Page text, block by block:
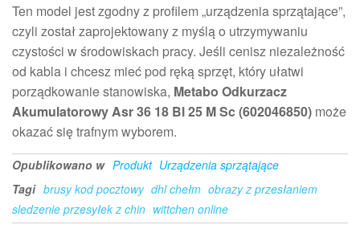
Ten model jest zgodny z profilem „urządzenia sprzątające”,
czyli został zaprojektowany z myślą o utrzymywaniu
czystości w środowiskach pracy. Jeśli cenisz niezależność
od kabla i chcesz mieć pod ręką sprzęt, który ułatwi
porządkowanie stanowiska, Metabo Odkurzacz
Akumulatorowy Asr 36 18 Bl 25 M Sc (602046850) może
okazać się trafnym wyborem.
Opublikowano w Produkt Urządzenia sprzątające
Tagi brusy kod pocztowy dhl chełm obrazy z przesłaniem
sledzenie przesyłek z chin wittchen online